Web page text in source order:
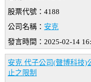
股票代號：4188
公司名稱： 安克
發言時間：2025-02-14
安克 代子公司(聲博科技)
止之限制